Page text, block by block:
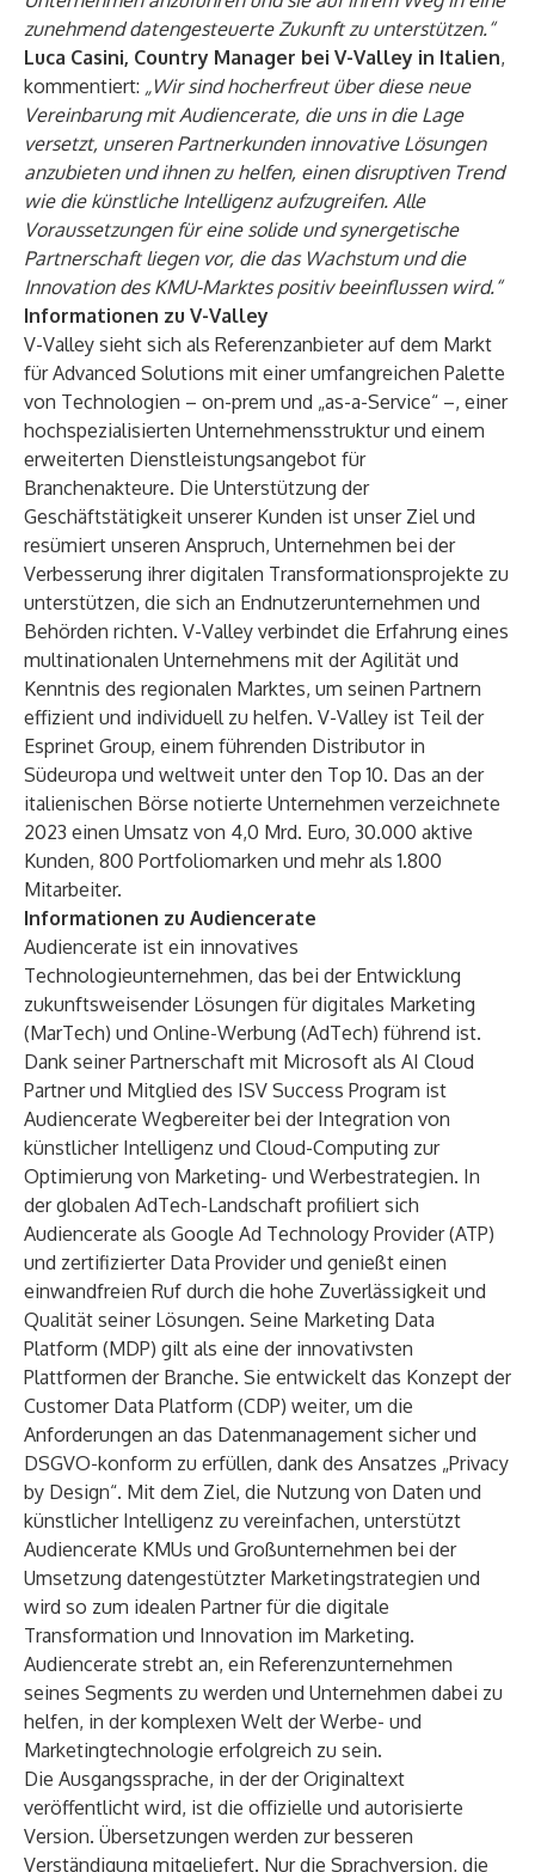
zunehmend datengesteuerte Zukunft zu unterstützen.“
Luca Casini, Country Manager bei V-Valley in Italien,
kommentiert: „Wir sind hocherfreut über diese neue
Vereinbarung mit Audiencerate, die uns in die Lage
versetzt, unseren Partnerkunden innovative Lösungen
anzubieten und ihnen zu helfen, einen disruptiven Trend
wie die künstliche Intelligenz aufzugreifen. Alle
Voraussetzungen für eine solide und synergetische
Partnerschaft liegen vor, die das Wachstum und die
Innovation des KMU-Marktes positiv beeinflussen wird.“
Informationen zu V-Valley
V-Valley sieht sich als Referenzanbieter auf dem Markt
für Advanced Solutions mit einer umfangreichen Palette
von Technologien – on-prem und „as-a-Service“ –, einer
hochspezialisierten Unternehmensstruktur und einem
erweiterten Dienstleistungsangebot für
Branchenakteure. Die Unterstützung der
Geschäftstätigkeit unserer Kunden ist unser Ziel und
resümiert unseren Anspruch, Unternehmen bei der
Verbesserung ihrer digitalen Transformationsprojekte zu
unterstützen, die sich an Endnutzerunternehmen und
Behörden richten. V-Valley verbindet die Erfahrung eines
multinationalen Unternehmens mit der Agilität und
Kenntnis des regionalen Marktes, um seinen Partnern
effizient und individuell zu helfen. V-Valley ist Teil der
Esprinet Group, einem führenden Distributor in
Südeuropa und weltweit unter den Top 10. Das an der
italienischen Börse notierte Unternehmen verzeichnete
2023 einen Umsatz von 4,0 Mrd. Euro, 30.000 aktive
Kunden, 800 Portfoliomarken und mehr als 1.800
Mitarbeiter.
Informationen zu Audiencerate
Audiencerate ist ein innovatives
Technologieunternehmen, das bei der Entwicklung
zukunftsweisender Lösungen für digitales Marketing
(MarTech) und Online-Werbung (AdTech) führend ist.
Dank seiner Partnerschaft mit Microsoft als AI Cloud
Partner und Mitglied des ISV Success Program ist
Audiencerate Wegbereiter bei der Integration von
künstlicher Intelligenz und Cloud-Computing zur
Optimierung von Marketing- und Werbestrategien. In
der globalen AdTech-Landschaft profiliert sich
Audiencerate als Google Ad Technology Provider (ATP)
und zertifizierter Data Provider und genießt einen
einwandfreien Ruf durch die hohe Zuverlässigkeit und
Qualität seiner Lösungen. Seine Marketing Data
Platform (MDP) gilt als eine der innovativsten
Plattformen der Branche. Sie entwickelt das Konzept der
Customer Data Platform (CDP) weiter, um die
Anforderungen an das Datenmanagement sicher und
DSGVO-konform zu erfüllen, dank des Ansatzes „Privacy
by Design“. Mit dem Ziel, die Nutzung von Daten und
künstlicher Intelligenz zu vereinfachen, unterstützt
Audiencerate KMUs und Großunternehmen bei der
Umsetzung datengestützter Marketingstrategien und
wird so zum idealen Partner für die digitale
Transformation und Innovation im Marketing.
Audiencerate strebt an, ein Referenzunternehmen
seines Segments zu werden und Unternehmen dabei zu
helfen, in der komplexen Welt der Werbe- und
Marketingtechnologie erfolgreich zu sein.
Die Ausgangssprache, in der der Originaltext
veröffentlicht wird, ist die offizielle und autorisierte
Version. Übersetzungen werden zur besseren
Verständigung mitgeliefert. Nur die Sprachversion, die